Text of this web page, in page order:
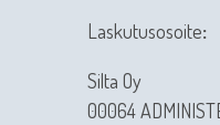
Laskutusosoite:
Silta Oy
00064